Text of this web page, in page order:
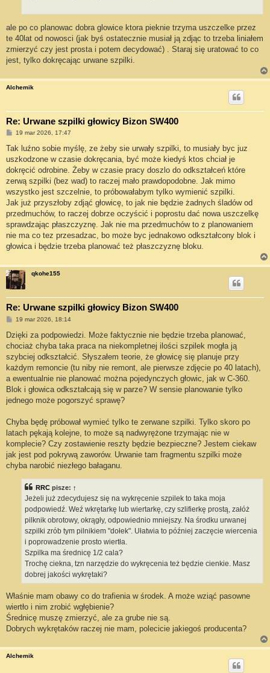
ale po co planowac dobra glowice ktora pieknie trzyma uszczelke przez
te 40lat od nowosci (jak byś ostatecznie musiał ją zdjąc to trzeba liniałem
zmierzyć czy jest prosta i potem decydować) . Staraj się uratować to co
jest, tylko dokręcając urwane szpilki.
Alchemik
Re: Urwane szpilki głowicy Bizon SW400
P
s
19 mar 2026, 17:47
Tak luźno sobie myślę, ze żeby sie urwały szpilki, to musiały byc juz
uszkodzone w czasie dokręcania, być może kiedyś ktos chciał je
dokręcić odrobine. Żeby w czasie pracy doszlo do odkształceń które
zerwą szpilki (bez wad) to raczej mało prawdopodobne. Jak mimo
wszystko jest szczelnie, to próbowałabym tylko wymienić szpilki.
Jak już przyszłoby zdjąć głowicę, to jak nie będzie żadnych śladów od
przedmuchów, to raczej dobrze oczyścić i poprostu dać nowa uszczelkę
sprawdzając płaszczyznę. Jak nie ma przedmuchów to z planowaniem
nie ma co tez przesadzac, bo może byc jednakowo odkształcony blok i
głowica i będzie trzeba planować też płaszczyznę bloku.
qkohe155
Re: Urwane szpilki głowicy Bizon SW400
P
s
19 mar 2026, 18:14
Dzięki za podpowiedzi. Może faktycznie nie będzie trzeba planować,
chociaż chyba taka praca na niekompletnej ilości szpilek mogła ją
szybciej odkształcić. Słyszałem teorie, że głowicę się planuje przy
każdym remoncie (tu niby nie remont, ale pierwsze zdjęcie po 40 latach),
a ewentualnie nie planować można pojedynczych głowic, jak w C-360.
Blok i głowica odkształcają się w parze? W sensie planowanie tylko
jednego może pogorszyć sprawę?
Chyba będę próbował wymieć tylko te zerwane szpilki. Tylko skoro po
latach pękają kolejne, to może są nadwyrężone trzymając nie w
komplecie? Czy zostawienie reszty będzie bezpieczne? Jestem ciekaw
jak jest pod pokrywą zaworów. Urwanie tam fragmentu szpilki może
chyba narobić niezłego bałaganu.
RRC pisze: ↑
Jeżeli już zdecydujesz się na wykręcenie szpilek to taka moja
podpowiedź. Weź wkrętarkę lub wiertarkę, czy szlifierkę prostą, załóż
pilknik obrotowy, okrągły, odpowiednio mniejszy. Na środku urwanej
szpilki zrób tym pilnikiem "dołek". Ułatwia to później zaczęcie wiercenia
i poprowadzenie prosto wiertła.
Szpilka ma średnicę 1/2 cala?
Trochę ciekna, tzn narzędzie do wykręcenia też będzie cienkie. Masz
dobrej jakości wykrętaki?
Właśnie mam obawy co do trafienia w środek. A może wziąć pasowne
wiertło i nim zrobić wgłębienie?
Średnicę muszę zmierzyć, ale za grube nie są.
Dobrych wykrętaków raczej nie mam, polecicie jakiegoś producenta?
Alchemik